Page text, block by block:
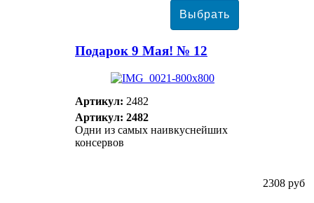
Подарок 9 Мая! № 12
Артикул: 2482
Артикул: 2482
Одни из самых наивкуснейших
консервов
2308 руб